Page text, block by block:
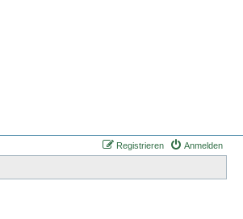
Anmelden
Registrieren